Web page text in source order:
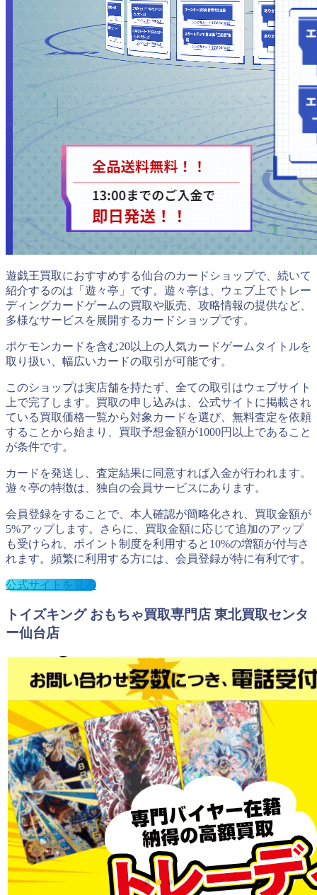
遊戯王買取におすすめする仙台のカードショップで、続いて
紹介するのは「遊々亭」です。遊々亭は、ウェブ上でトレー
ディングカードゲームの買取や販売、攻略情報の提供など、
多様なサービスを展開するカードショップです。
ポケモンカードを含む20以上の人気カードゲームタイトルを
取り扱い、幅広いカードの取引が可能です。
このショップは実店舗を持たず、全ての取引はウェブサイト
上で完了します。買取の申し込みは、公式サイトに掲載され
ている買取価格一覧から対象カードを選び、無料査定を依頼
することから始まり、買取予想金額が1000円以上であること
が条件です。
カードを発送し、査定結果に同意すれば入金が行われます。
遊々亭の特徴は、独自の会員サービスにあります。
会員登録をすることで、本人確認が簡略化され、買取金額が
5%アップします。さらに、買取金額に応じて追加のアップ
も受けられ、ポイント制度を利用すると10%の増額が付与さ
れます。頻繁に利用する方には、会員登録が特に有利です。
公式サイトを見る
トイズキング おもちゃ買取専門店 東北買取センタ
ー仙台店